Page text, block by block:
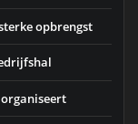
opbrengst